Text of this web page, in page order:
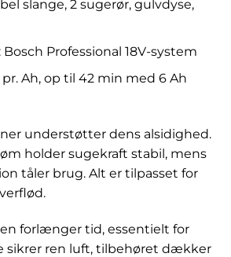
slange, 2 sugerør, gulvdyse,
Professional 18V-system
Ah, op til 42 min med 6 Ah
understøtter dens alsidighed.
holder sugekraft stabil, mens
tåler brug. Alt er tilpasset for
forlænger tid, essentielt for
sikrer ren luft, tilbehøret dækker